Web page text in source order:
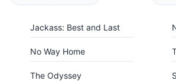
Jackass: Best and Last
No Way Home
The Odyssey